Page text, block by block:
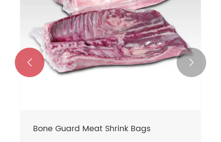
Bone Guard Meat Shrink Bags
 